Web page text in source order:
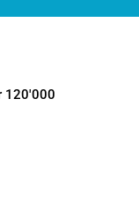
120'000